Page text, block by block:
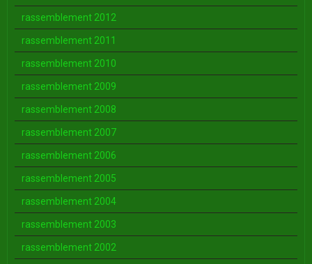
rassemblement 2012
rassemblement 2011
rassemblement 2010
rassemblement 2009
rassemblement 2008
rassemblement 2007
rassemblement 2006
rassemblement 2005
rassemblement 2004
rassemblement 2003
rassemblement 2002